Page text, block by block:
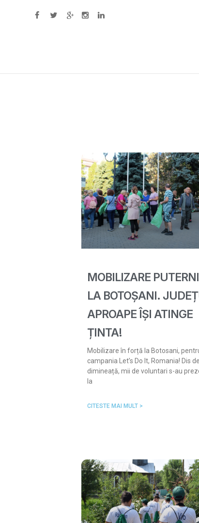
MOBILIZARE
LA BOTOȘANI.
APROAPE ÎȘI ATINGE
ȚINTA!
Mobilizare în forță la Botosani,
campania Let’s Do It, Romania! Dis de
dimineață, mii de voluntari s-au
la
CITESTE MAI MULT >